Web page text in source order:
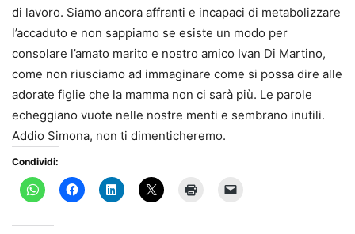
di lavoro. Siamo ancora affranti e incapaci di metabolizzare
l’accaduto e non sappiamo se esiste un modo per
consolare l’amato marito e nostro amico Ivan Di Martino,
come non riusciamo ad immaginare come si possa dire alle
adorate figlie che la mamma non ci sarà più. Le parole
echeggiano vuote nelle nostre menti e sembrano inutili.
Addio Simona, non ti dimenticheremo.
Condividi: